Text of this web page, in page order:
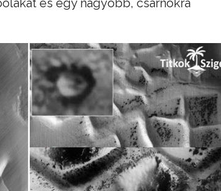
és egy nagyobb, csarnokra